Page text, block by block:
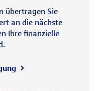
übertragen Sie
an die nächste
Ihre finanzielle